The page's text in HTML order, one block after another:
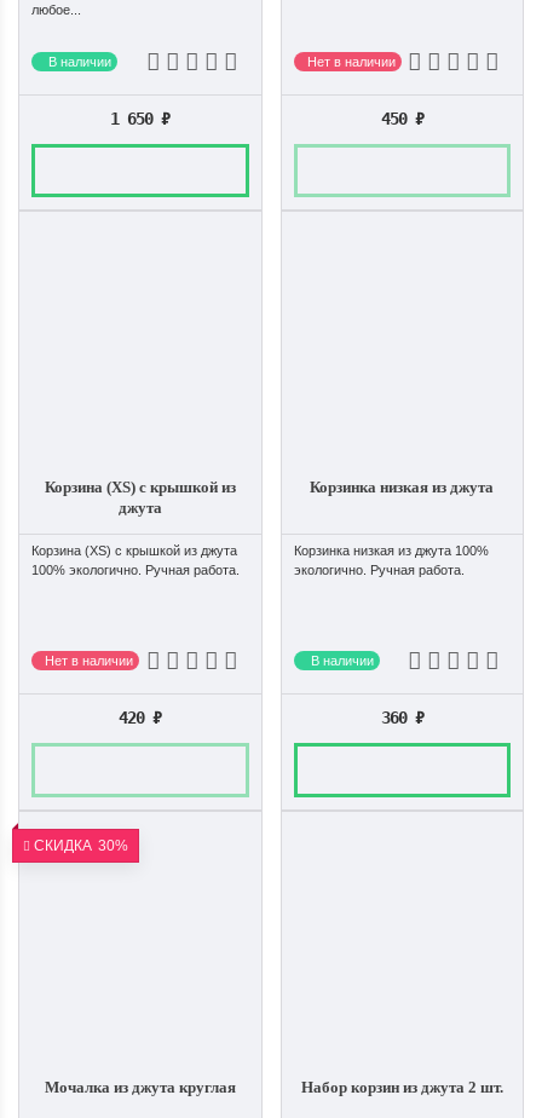
любое...
В наличии
1 650₽
Нет в наличии
450 ₽
Корзина (XS) с крышкой из
джута
Корзина (XS) с крышкой из джута
100% экологично. Ручная работа.
Нет в наличии
420₽
Корзинка низкая из джута
Корзинка низкая из джута 100%
экологично. Ручная работа.
В наличии
360 ₽
СКИДКА 30%
Мочалка из джута круглая Набор корзин из джута 2 шт.